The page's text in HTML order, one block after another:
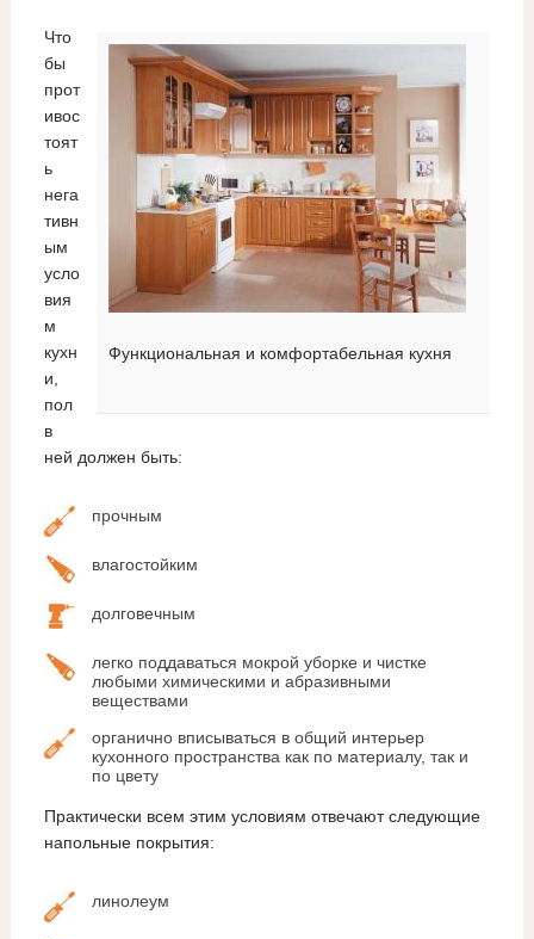
Функциональная и комфортабельная кухня
Что
бы
прот
ивос
тоят
ь
нега
тивн
ым
усло
вия
м
кухн
и,
пол
в
ней должен быть:
прочным
влагостойким
долговечным
легко поддаваться мокрой уборке и чистке
любыми химическими и абразивными
веществами
органично вписываться в общий интерьер
кухонного пространства как по материалу, так и
по цвету
Практически всем этим условиям отвечают следующие
напольные покрытия:
линолеум